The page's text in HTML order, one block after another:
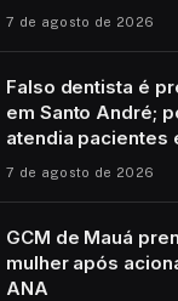
7 de agosto de 2026
Falso dentista é
em Santo André;
atendia pacientes
7 de agosto de 2026
GCM de Mauá
mulher após
ANA